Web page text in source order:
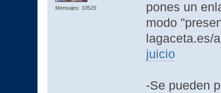
Mensajes: 10529
pones un
modo
lagaceta.es/
juicio
-Se pueden